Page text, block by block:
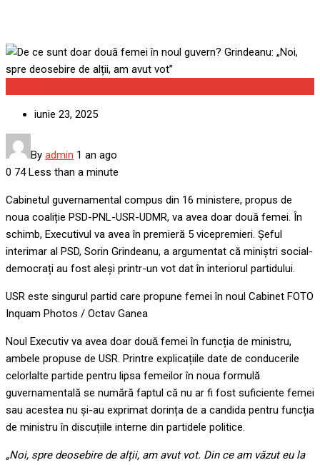
iunie 23, 2025
By admin 1 an ago
0 74Less than a minute
Cabinetul guvernamental compus din 16 ministere, propus de
noua coaliție PSD-PNL-USR-UDMR, va avea doar două femei. În
schimb, Executivul va avea în premieră 5 vicepremieri. Șeful
interimar al PSD, Sorin Grindeanu, a argumentat că miniștri social-
democrați au fost aleși printr-un vot dat în interiorul partidului.
USR este singurul partid care propune femei în noul Cabinet FOTO
Inquam Photos / Octav Ganea
Noul Executiv va avea doar douǎ femei în funcția de ministru,
ambele propuse de USR. Printre explicațiile date de conducerile
celorlalte partide pentru lipsa femeilor în noua formulă
guvernamentală se numără faptul că nu ar fi fost suficiente femei
sau acestea nu și-au exprimat dorința de a candida pentru funcția
de ministru în discuțiile interne din partidele politice.
„Noi, spre deosebire de alții, am avut vot. Din ce am văzut eu la